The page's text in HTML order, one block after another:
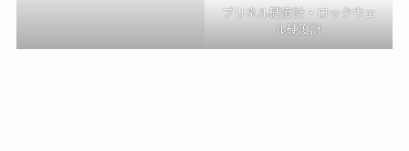
ブリネル硬度計・ロックウェ
ル硬度計